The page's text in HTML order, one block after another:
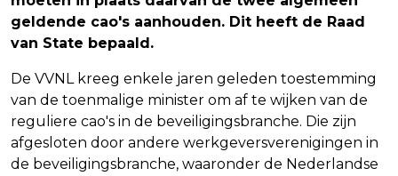
geldende cao's aanhouden. Dit heeft de Raad
van State bepaald.
De VVNL kreeg enkele jaren geleden toestemming
van de toenmalige minister om af te wijken van de
reguliere cao's in de beveiligingsbranche. Die zijn
afgesloten door andere werkgeversverenigingen in
de beveiligingsbranche, waaronder de Nederlandse